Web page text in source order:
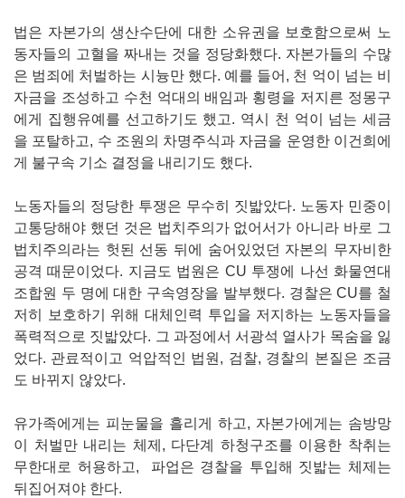
법은 자본가의 생산수단에 대한 소유권을 보호함으로써 노
동자들의 고혈을 짜내는 것을 정당화했다. 자본가들의 수많
은 범죄에 처벌하는 시늉만 했다. 예를 들어, 천 억이 넘는 비
자금을 조성하고 수천 억대의 배임과 횡령을 저지른 정몽구
에게 집행유예를 선고하기도 했고. 역시 천 억이 넘는 세금
을 포탈하고, 수 조원의 차명주식과 자금을 운영한 이건희에
게 불구속 기소 결정을 내리기도 했다.
노동자들의 정당한 투쟁은 무수히 짓밟았다. 노동자 민중이
고통당해야 했던 것은 법치주의가 없어서가 아니라 바로 그
법치주의라는 헛된 선동 뒤에 숨어있었던 자본의 무자비한
공격 때문이었다. 지금도 법원은 CU 투쟁에 나선 화물연대
조합원 두 명에 대한 구속영장을 발부했다. 경찰은 CU를 철
저히 보호하기 위해 대체인력 투입을 저지하는 노동자들을
폭력적으로 짓밟았다. 그 과정에서 서광석 열사가 목숨을 잃
었다. 관료적이고 억압적인 법원, 검찰, 경찰의 본질은 조금
도 바뀌지 않았다.
유가족에게는 피눈물을 흘리게 하고, 자본가에게는 솜방망
이 처벌만 내리는 체제, 다단계 하청구조를 이용한 착취는
무한대로 허용하고, 파업은 경찰을 투입해 짓밟는 체제는
뒤집어져야 한다.